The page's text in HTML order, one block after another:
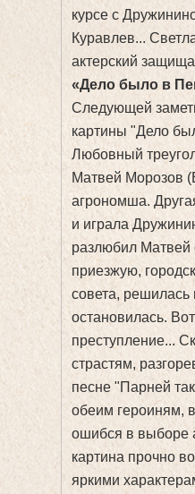
курсе с
Куравлев...
актерский
«Дело было в
Следующей
картины "Дело
Любовный
Матвей Морозов
агрономша.
и играла
разлюбил Матвей
приезжую,
совета, решилась
остановилась.
преступление...
страстям,
песне "Парней
обеим героиням,
ошибся в выборе
картина прочно
яркими